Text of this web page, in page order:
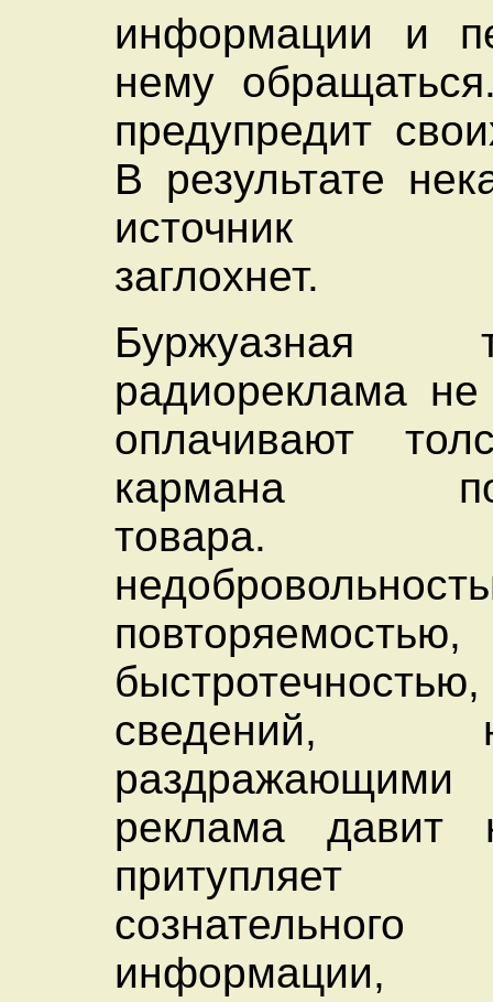
информации и
нему
предупредит
В результате
источник
заглохнет.
радиореклама не
оплачивают
кармана
товара.
повторяемостью,
сведений,
реклама давит
информации,